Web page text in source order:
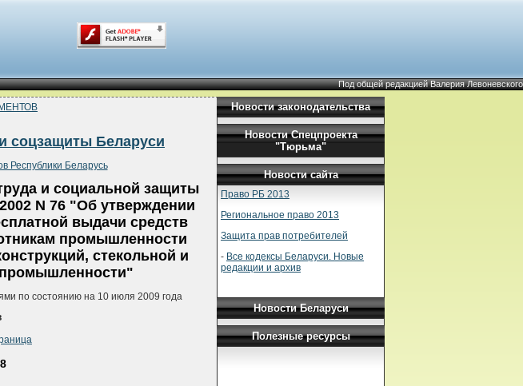
Под общей редакцией Валерия Левоневского
соцзащиты Беларуси
Республики Беларусь
и социальной защиты
N 76 "Об утверждении
выдачи средств
промышленности
стекольной и
по состоянию на 10 июля 2009 года
Новости законодательства
Новости Спецпроекта
"Тюрьма"
Новости сайта
Право РБ 2013
Региональное право 2013
Защита прав потребителей
- Все кодексы Беларуси. Новые
редакции и архив
Новости Беларуси
Полезные ресурсы